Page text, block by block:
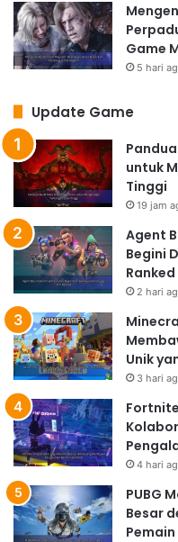
Game
5 hari
Update Game
untuk
Tinggi
19 jam
Agent
Begini
Ranked
2 hari
Unik
3 hari
4 hari
PUBG
Besar